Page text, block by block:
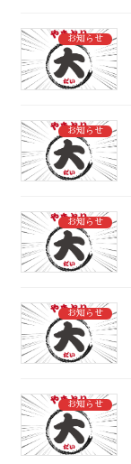
お知らせ
お知らせ
お知らせ
お知らせ
お知らせ